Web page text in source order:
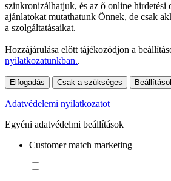
szinkronizálhatjuk, és az ő online hirdetési
ajánlatokat mutathatunk Önnek, de csak
a szolgáltatásaikat.
Hozzájárulása előtt tájékozódjon a
nyilatkozatunkban..
Elfogadás Csak a szükséges
Adatvédelemi nyilatkozatot
Egyéni adatvédelmi beállítások
Customer match marketing